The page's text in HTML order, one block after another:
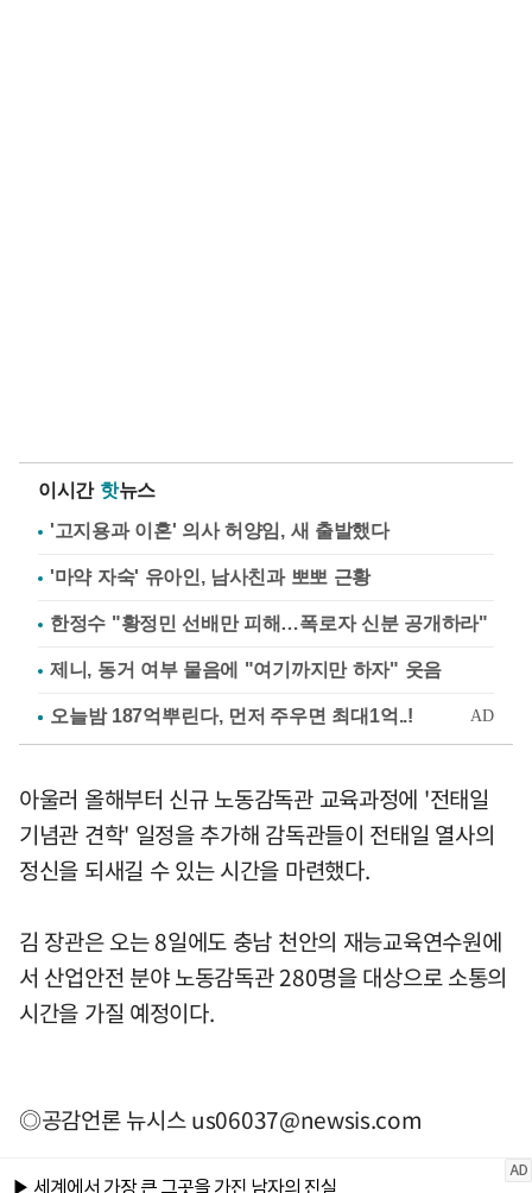
이시간 핫뉴스
'고지용과 이혼' 의사 허양임, 새 출발했다
'마약 자숙' 유아인, 남사친과 뽀뽀 근황
한정수 "황정민 선배만 피해…폭로자 신분 공개하라"
제니, 동거 여부 물음에 "여기까지만 하자" 웃음
아울러 올해부터 신규 노동감독관 교육과정에 '전태일
기념관 견학' 일정을 추가해 감독관들이 전태일 열사의
정신을 되새길 수 있는 시간을 마련했다.
김 장관은 오는 8일에도 충남 천안의 재능교육연수원에
서 산업안전 분야 노동감독관 280명을 대상으로 소통의
시간을 가질 예정이다.
◎공감언론 뉴시스us06037@newsis.com